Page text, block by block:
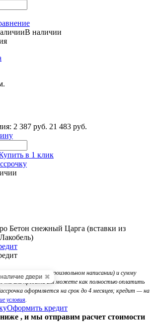
В наличии
2 387 руб. 21 483 руб.
в 1 клик
Бетон снежный Царга (вставки из
двери (в произвольном написании) и сумму
или кредита Вы можете как полностью оплатить
оформляется на срок до 4 месяцев; кредит — на
условия.
Оформить кредит
, и мы отправим расчет стоимости
двери ✖